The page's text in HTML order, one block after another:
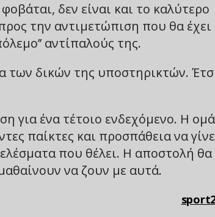
δεν είναι και το καλύτερο
την αντιμετώπιση που θα έχει
αντίπαλούς της.
δικών της υποστηρικτών.
για ένα τέτοιο ενδεχόμενο. Η
παίκτες και προσπάθεια να
που θέλει. Η αποστολή θα
να ζουν με αυτά.